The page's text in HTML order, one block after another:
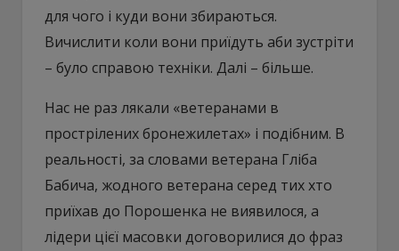
для чого і куди вони збираються.
Вичислити коли вони приїдуть аби зустріти
– було справою техніки. Далі – більше.
Нас не раз лякали «ветеранами в
прострілених бронежилетах» і подібним. В
реальності, за словами ветерана Гліба
Бабича, жодного ветерана серед тих хто
приїхав до Порошенка не виявилося, а
лідери цієї масовки договорилися до фраз